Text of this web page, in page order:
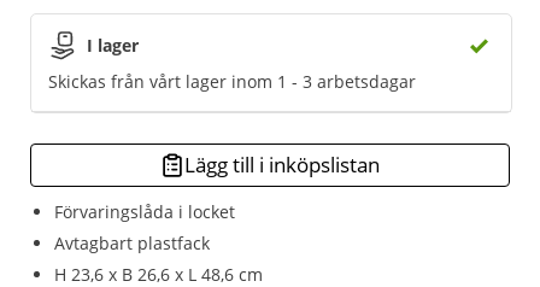
Förvaringslåda i locket
Avtagbart plastfack
H 23,6 x B 26,6 x L 48,6 cm
I lager
Skickas från vårt lager inom 1 - 3 arbetsdagar
Lägg till i inköpslistan